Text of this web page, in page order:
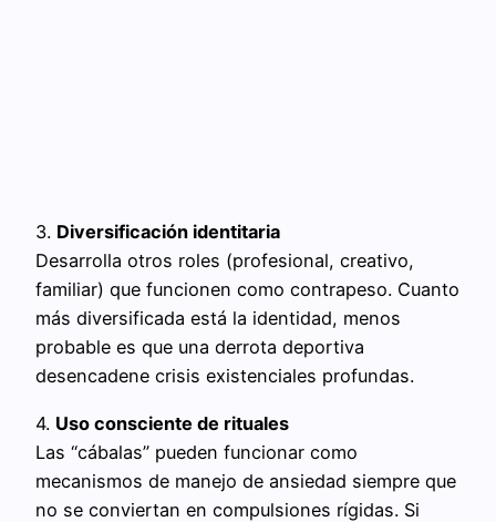
3. Diversificación identitaria
Desarrolla otros roles (profesional, creativo,
familiar) que funcionen como contrapeso. Cuanto
más diversificada está la identidad, menos
probable es que una derrota deportiva
desencadene crisis existenciales profundas.
4. Uso consciente de rituales
Las “cábalas” pueden funcionar como
mecanismos de manejo de ansiedad siempre que
no se conviertan en compulsiones rígidas. Si